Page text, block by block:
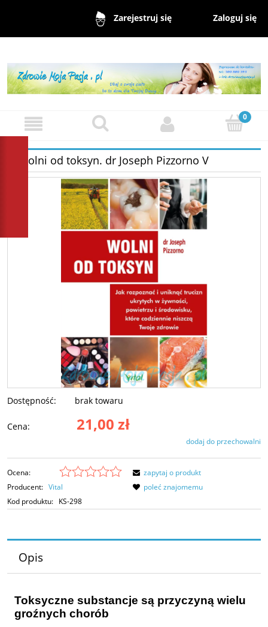
Zarejestruj się Zaloguj się
Wolni od toksyn. dr Joseph Pizzorno V
Dostępność: brak towaru
Cena: 21,00 zł
dodaj do przechowalni
Ocena:
Producent: Vital
Kod produktu: KS-298
zapytaj o produkt
poleć znajomemu
Opis
Toksyczne substancje są przyczyną wielu
groźnych chorób